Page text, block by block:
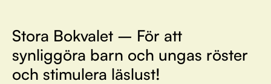
Stora Bokvalet – För att
synliggöra barn och ungas röster
och stimulera läslust!